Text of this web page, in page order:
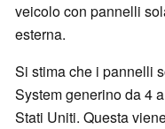
veicolo con pannelli
esterna.
Si stima che i pannelli
System generino da 4
Stati Uniti. Questa